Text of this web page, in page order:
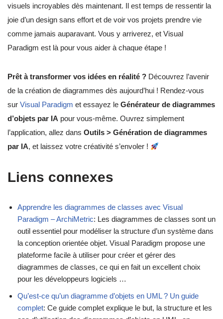
visuels incroyables dès maintenant. Il est temps de ressentir la
joie d’un design sans effort et de voir vos projets prendre vie
comme jamais auparavant. Vous y arriverez, et Visual
Paradigm est là pour vous aider à chaque étape !
Prêt à transformer vos idées en réalité ? Découvrez l’avenir
de la création de diagrammes dès aujourd’hui ! Rendez-vous
sur Visual Paradigm et essayez le Générateur de diagrammes
d’objets par IA pour vous-même. Ouvrez simplement
l’application, allez dans Outils > Génération de diagrammes
par IA, et laissez votre créativité s’envoler !
Liens connexes
Apprendre les diagrammes de classes avec Visual
Paradigm – ArchiMetric: Les diagrammes de classes sont un
outil essentiel pour modéliser la structure d’un système dans
la conception orientée objet. Visual Paradigm propose une
plateforme facile à utiliser pour créer et gérer des
diagrammes de classes, ce qui en fait un excellent choix
pour les développeurs logiciels …
Qu’est-ce qu’un diagramme d’objets en UML ? Un guide
complet: Ce guide complet explique le but, la structure et les